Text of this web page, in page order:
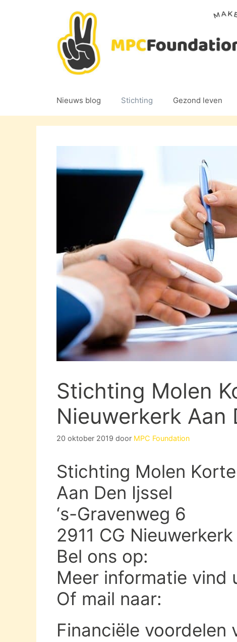
Nieuws blog Stichting Gezond leven
Stichting Molen
Nieuwerkerk Aan
20 oktober 2019 door MPC Foundation
Stichting Molen
Aan Den Ijssel
‘s-Gravenweg 6
2911 CG
Bel ons op:
Meer informatie vind
Of mail naar:
Financiële voordelen